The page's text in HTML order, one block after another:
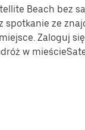
Beach bez
spotkanie ze
Zaloguj
w